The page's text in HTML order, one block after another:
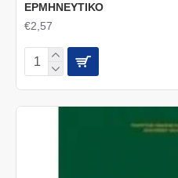
ΕΡΜΗΝΕΥΤΙΚΟ
€2,57